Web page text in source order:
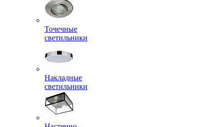
Точечные
светильники
Накладные
светильники